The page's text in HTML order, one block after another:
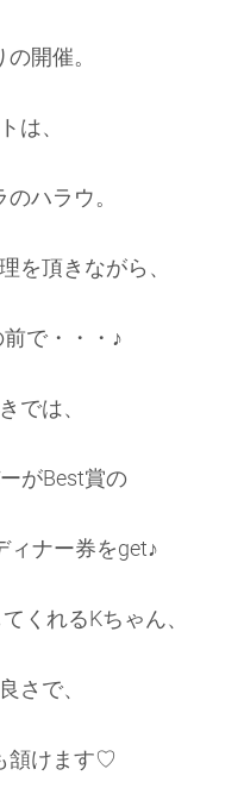
開催。
は、
ハラウ。
を頂きながら、
前で・・・♪
では、
がBest賞の
ィナー券をget♪
くれるKちゃん、
さで、
頷けます♡